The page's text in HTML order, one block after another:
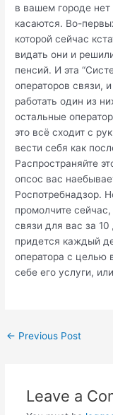
в вашем городе
касаются. Во-
которой сейчас
видать они и
пенсий. И эта
операторов связи,
работать один из
остальные
это всё сходит с
вести себя как
Распространяйте
опсос вас
Роспотребнадзор.
промолчите
связи для вас за
придется каждый
оператора с целью
себе его услуги,
Post
← Previous Post
Leave a